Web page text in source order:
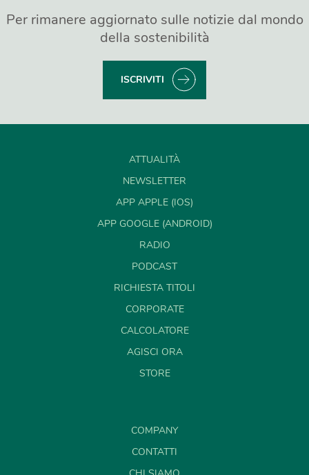
Per rimanere aggiornato sulle notizie dal mondo
della sostenibilità
ISCRIVITI
ATTUALITÀ
NEWSLETTER
APP APPLE (IOS)
APP GOOGLE (ANDROID)
RADIO
PODCAST
RICHIESTA TITOLI
CORPORATE
CALCOLATORE
AGISCI ORA
STORE
COMPANY
CONTATTI